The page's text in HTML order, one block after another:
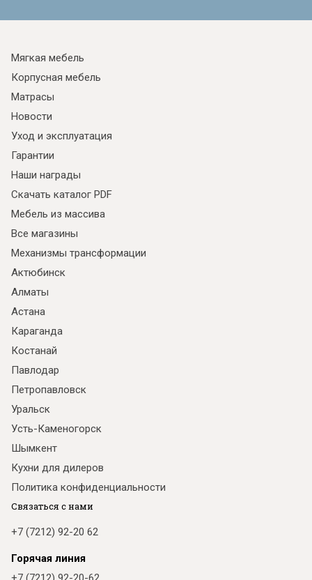
Мягкая мебель
Корпусная мебель
Матрасы
Новости
Уход и эксплуатация
Гарантии
Наши награды
Скачать каталог PDF
Мебель из массива
Все магазины
Механизмы трансформации
Актюбинск
Алматы
Астана
Караганда
Костанай
Павлодар
Петропавловск
Уральск
Усть-Каменогорск
Шымкент
Кухни для дилеров
Политика конфиденциальности
Связаться с нами
+7 (7212) 92-20 62
Горячая линия